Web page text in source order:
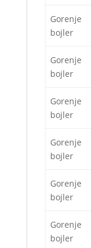
Gorenje
bojler
Gorenje
bojler
Gorenje
bojler
Gorenje
bojler
Gorenje
bojler
Gorenje
bojler